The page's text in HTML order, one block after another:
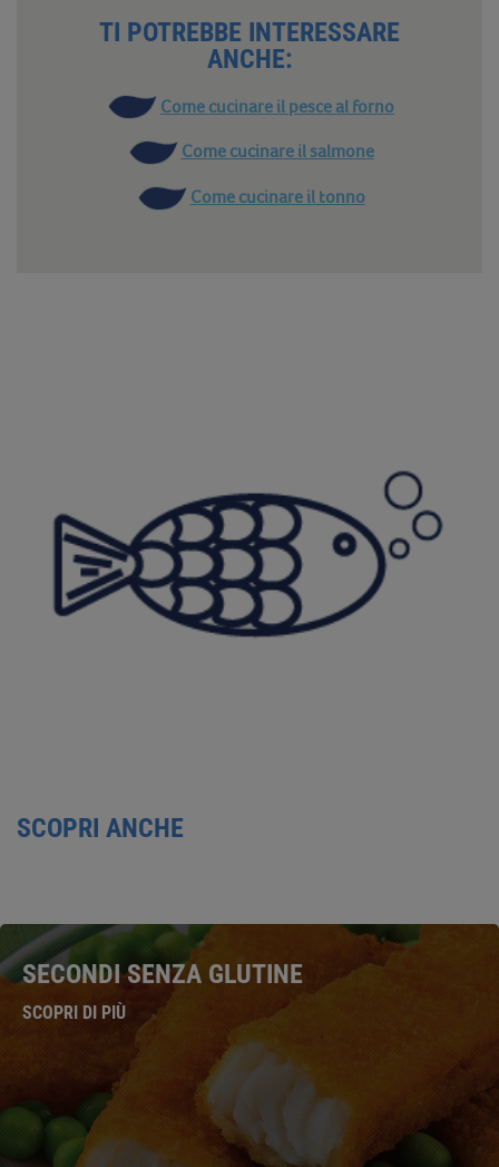
TI POTREBBE INTERESSARE
ANCHE:
Come cucinare il pesce al forno
Come cucinare il salmone
Come cucinare il tonno
SCOPRI ANCHE
SECONDI SENZA GLUTINE
SCOPRI DI PIÙ